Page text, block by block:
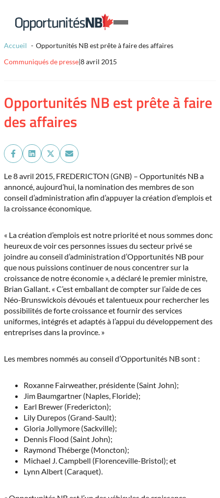
Skip to content
Lien
page
Open
Menu
Accueil Opportunités NB est prête à faire des affaires
Opportunités NB est prête à faire
des affaires
Communiqués de presse|8 avril 2015
Share
on
Facebook
Share
on
LinkedIn
Share
on
X
(Twitter)
Share
on
Email
Le 8 avril 2015, FREDERICTON (GNB) – Opportunités NB a
annoncé, aujourd’hui, la nomination des membres de son
conseil d’administration afin d’appuyer la création d’emplois et
la croissance économique.
« La création d’emplois est notre priorité et nous sommes donc
heureux de voir ces personnes issues du secteur privé se
joindre au conseil d’administration d’Opportunités NB pour
que nous puissions continuer de nous concentrer sur la
croissance de notre économie », a déclaré le premier ministre,
Brian Gallant. « C’est emballant de compter sur l’aide de ces
Néo-Brunswickois dévoués et talentueux pour rechercher les
possibilités de forte croissance et fournir des services
uniformes, intégrés et adaptés à l’appui du développement des
entreprises dans la province. »
Les membres nommés au conseil d’Opportunités NB sont :
Roxanne Fairweather, présidente (Saint John);
Jim Baumgartner (Naples, Floride);
Earl Brewer (Fredericton);
Lily Durepos (Grand-Sault);
Gloria Jollymore (Sackville);
Dennis Flood (Saint John);
Raymond Théberge (Moncton);
Michael J. Campbell (Florenceville-Bristol); et
Lynn Albert (Caraquet).